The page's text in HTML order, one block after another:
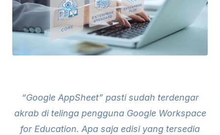
“Google AppSheet” pasti sudah terdengar
akrab di telinga pengguna Google Workspace
for Education. Apa saja edisi yang tersedia